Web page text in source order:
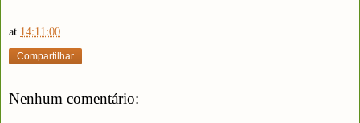
at 14:11:00
Compartilhar
Nenhum comentário: